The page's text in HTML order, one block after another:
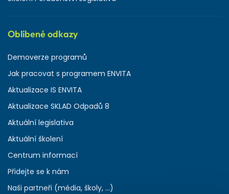
Oblíbené odkazy
Demoverze programů
Jak pracovat s programem ENVITA
Aktualizace IS ENVITA
Aktualizace SKLAD Odpadů 8
Aktuální legislativa
Aktuální školení
Centrum informací
Přidejte se k nám
Naši partneři (média, školy, ...)